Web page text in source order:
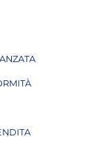
NUOVA PAGINA
NUOVA PAGINA